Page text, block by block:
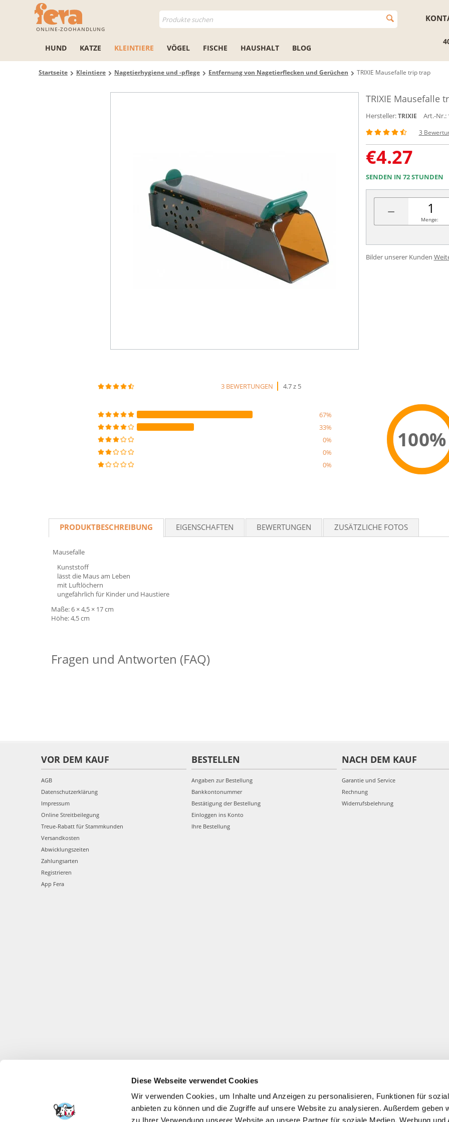
Diese Webseite verwendet Cookies
Wir verwenden Cookies, um Inhalte und Anzeigen zu personalisieren, Funktionen für
anbieten zu können und die Zugriffe auf unsere Website zu analysieren. Außerdem geben
zu Ihrer Verwendung unserer Website an unsere Partner für soziale Medien, Werbung und
ONLINE-ZOOHANDLUNG
HUND KATZE KLEINTIERE VÖGEL FISCHE HAUSHALT BLOG
Startseite Kleintiere Nagetierhygiene und -pflege Entfernung von Nagetierflecken und Gerüchen TRIXIE Mausefalle trip trap
TRIXIE Mausefalle
Hersteller: TRIXIE Art.-Nr.:
3
€4.27
SENDEN IN 72 STUNDEN
− Menge:
Bilder unserer Kunden
3 BEWERTUNGEN 4.7 z 5
67%
33%
0%
0%
0%
100%
PRODUKTBESCHREIBUNG EIGENSCHAFTEN BEWERTUNGEN ZUSÄTZLICHE FOTOS
Mausefalle
Kunststoff
lässt die Maus am Leben
mit Luftlöchern
ungefährlich für Kinder und Haustiere
Maße: 6 × 4,5 × 17 cm
Höhe: 4,5 cm
Fragen und Antworten (FAQ)
VOR DEM KAUF
AGB
Datenschutzerklärung
Impressum
Online Streitbeilegung
Treue-Rabatt für Stammkunden
Versandkosten
Abwicklungszeiten
Zahlungsarten
Registrieren
App Fera
BESTELLEN
Angaben zur Bestellung
Bankkontonummer
Bestätigung der Bestellung
Einloggen ins Konto
Ihre Bestellung
NACH DEM KAUF
Garantie und Service
Rechnung
Widerrufsbelehrung